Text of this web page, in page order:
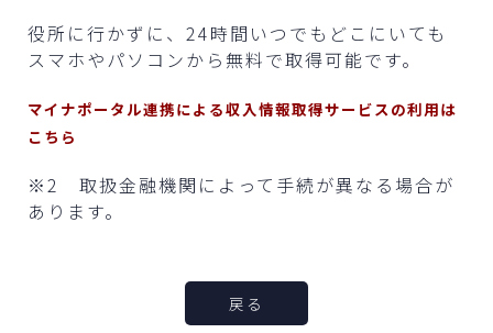
役所に行かずに、24時間いつでもどこにいても
スマホやパソコンから無料で取得可能です。
マイナポータル連携による収入情報取得サービスの利用は
こちら
※2 取扱金融機関によって手続が異なる場合が
あります。
戻る